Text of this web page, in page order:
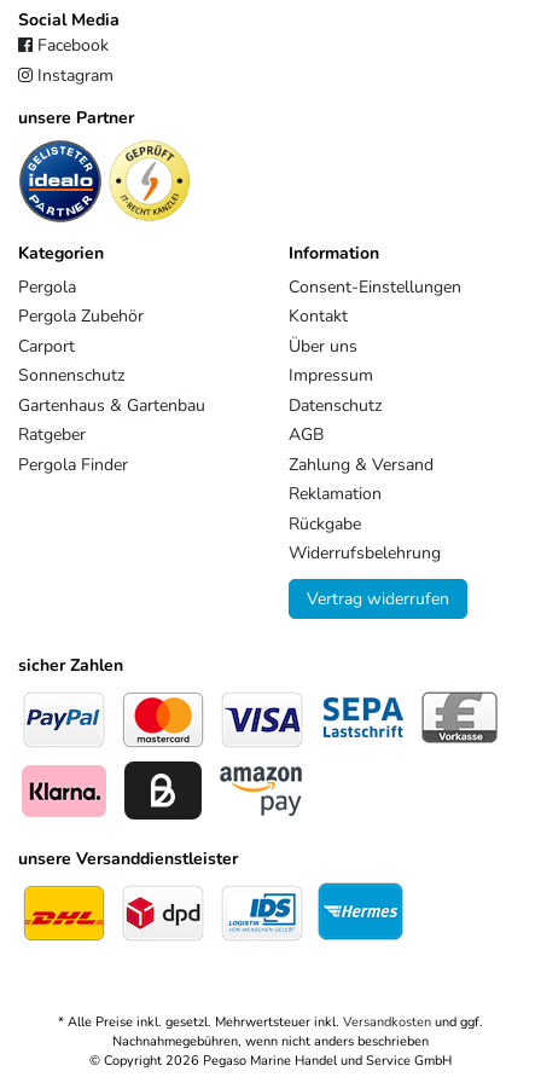
Social Media
Facebook
Instagram
unsere Partner
Kategorien
Pergola
Pergola Zubehör
Carport
Sonnenschutz
Gartenhaus & Gartenbau
Ratgeber
Pergola Finder
Information
Consent-Einstellungen
Kontakt
Über uns
Impressum
Datenschutz
AGB
Zahlung & Versand
Reklamation
Rückgabe
Widerrufsbelehrung
Vertrag widerrufen
sicher Zahlen
unsere Versanddienstleister
* Alle Preise inkl. gesetzl. Mehrwertsteuer inkl. Versandkosten und ggf.
Nachnahmegebühren, wenn nicht anders beschrieben
© Copyright 2026 Pegaso Marine Handel und Service GmbH